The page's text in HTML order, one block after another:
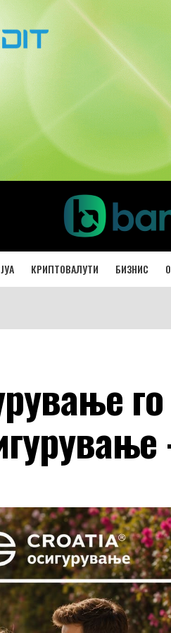
КРИПТОВАЛУТИ БИЗНИС